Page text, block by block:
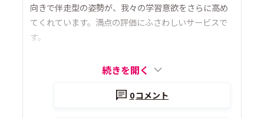
向きで伴走型の姿勢が、我々の学習意欲をさらに高め
てくれています。満点の評価にふさわしいサービスで
す。
続きを開く
0コメント